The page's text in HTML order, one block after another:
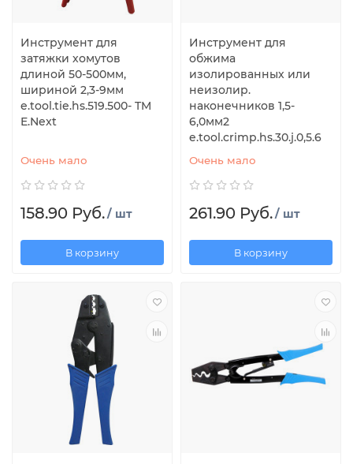
Инструмент для
затяжки хомутов
длиной 50-500мм,
шириной 2,3-9мм
e.tool.tie.hs.519.500- TM
E.Next
Очень мало
158.90 Руб./ шт
В корзину
Инструмент для
обжима
изолированных или
неизолир.
наконечников 1,5-
6,0мм2
e.tool.crimp.hs.30.j.0,5.6
Очень мало
261.90 Руб./ шт
В корзину